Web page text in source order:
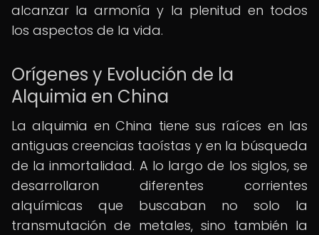
alcanzar la armonía y la plenitud en todos
los aspectos de la vida.
Orígenes y Evolución de la
Alquimia en China
La alquimia en China tiene sus raíces en las
antiguas creencias taoístas y en la búsqueda
de la inmortalidad. A lo largo de los siglos, se
desarrollaron diferentes corrientes
alquímicas que buscaban no solo la
transmutación de metales, sino también la